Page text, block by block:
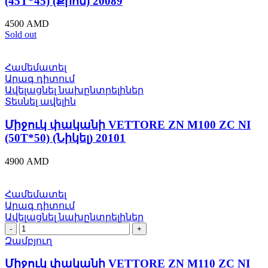
ZC
(45T*45)
(Քրոմ)
4500 AMD
Sold out
Համեմատել
Արագ դիտում
Ավելացնել նախընտրելիներ
Տեսնել ավելին
Միջուկ փականի VETTORE ZN M100 ZC NI
(50T*50) (Նիկել) 20101
4900 AMD
Համեմատել
Արագ դիտում
Ավելացնել նախընտրելիներ
Միջուկ
փականի
VETTORE
ZN
Զամբյուղ
Միջուկ փականի VETTORE ZN M110 ZC NI